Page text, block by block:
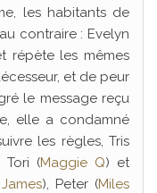
les habitants de
contraire : Evelyn
répète les mêmes
et de peur
le message reçu
elle a condamné
les règles, Tris
(Maggie Q) et
), Peter (Miles